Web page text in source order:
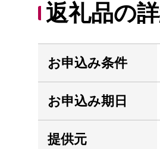
返礼品の
お申込み条件
お申込み期日
提供元